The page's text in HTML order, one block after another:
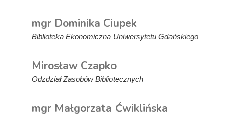
mgr Dominika Ciupek
Biblioteka Ekonomiczna Uniwersytetu Gdańskiego
Mirosław Czapko
Odzdział Zasobów Bibliotecznych
mgr Małgorzata Ćwiklińska